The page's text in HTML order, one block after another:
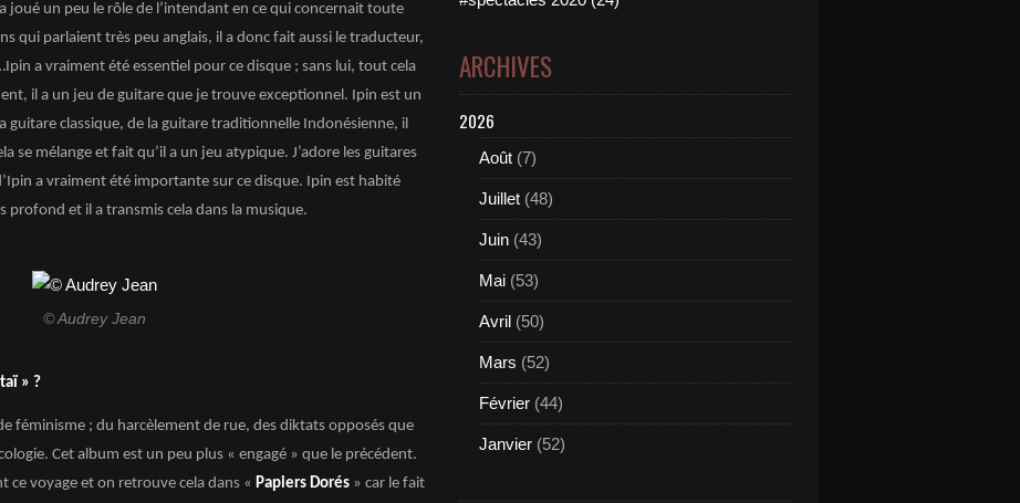
joué un peu le rôle de l’intendant en ce qui concernait toute
qui parlaient très peu anglais, il a donc fait aussi le traducteur,
a vraiment été essentiel pour ce disque ; sans lui, tout cela
il a un jeu de guitare que je trouve exceptionnel. Ipin est un
guitare classique, de la guitare traditionnelle Indonésienne, il
se mélange et fait qu’il a un jeu atypique. J’adore les guitares
a vraiment été importante sur ce disque. Ipin est habité
profond et il a transmis cela dans la musique.
© Audrey Jean
» ?
féminisme ; du harcèlement de rue, des diktats opposés que
Cet album est un peu plus « engagé » que le précédent.
ce voyage et on retrouve cela dans « Papiers Dorés » car le fait
ARCHIVES
2026
Août (7)
Juillet (48)
Juin (43)
Mai (53)
Avril (50)
Mars (52)
Février (44)
Janvier (52)